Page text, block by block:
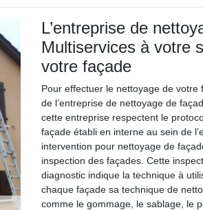
L’entreprise de
Multiservices à votre
votre façade
Pour effectuer le nettoyage de
de l’entreprise de nettoyage de
cette entreprise respectent le
façade établi en interne au sein de
intervention pour nettoyage de
inspection des façades. Cette
diagnostic indique la technique à
chaque façade sa technique de
comme le gommage, le sablage, le